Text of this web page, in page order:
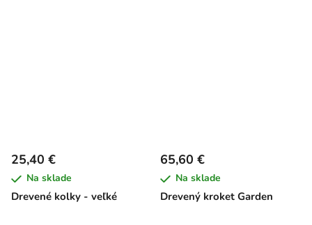
Drevené kolky - veľké
25,40 €
Na sklade
Drevený kroket Garden
65,60 €
Na sklade